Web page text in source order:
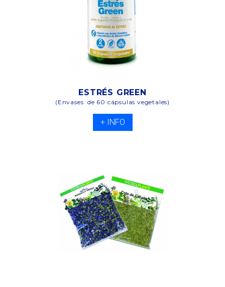
ESTRÉS GREEN
(Envases de 60 cápsulas vegetales)
+ INFO